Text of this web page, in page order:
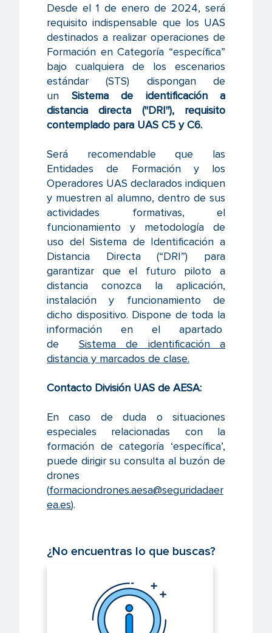
Desde el 1 de enero de 2024, será
requisito indispensable que los UAS
destinados a realizar operaciones de
Formación en Categoría “específica”
bajo cualquiera de los escenarios
estándar (STS) dispongan de
un Sistema de identificación a
distancia directa ("DRI"), requisito
contemplado para UAS C5 y C6.
Será recomendable que las
Entidades de Formación y los
Operadores UAS declarados indiquen
y muestren al alumno, dentro de sus
actividades formativas, el
funcionamiento y metodología de
uso del Sistema de Identificación a
Distancia Directa (“DRI”) para
garantizar que el futuro piloto a
distancia conozca la aplicación,
instalación y funcionamiento de
dicho dispositivo. Dispone de toda la
información en el apartado
de Sistema de identificación a
distancia y marcados de clase.
Contacto División UAS de AESA:
En caso de duda o situaciones
especiales relacionadas con la
formación de categoría ‘específica’,
puede dirigir su consulta al buzón de
drones
(formaciondrones.aesa@seguridadaer
ea.es).
¿No encuentras lo que buscas?